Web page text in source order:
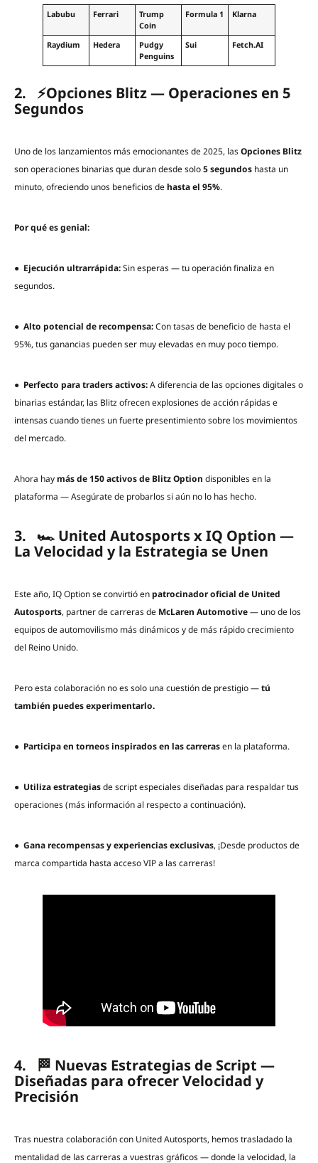
Labubu Ferrari
Trump
Coin
Formula 1 Klarna
Raydium Hedera
Pudgy
Penguins
Sui Fetch.AI
2. ⚡Opciones Blitz — Operaciones en 5
Segundos
Uno de los lanzamientos más emocionantes de 2025, lasOpciones Blitz
son operaciones binarias que duran desde solo5 segundos hasta un
minuto, ofreciendo unos beneficios dehasta el 95%.
Por qué es genial:
● Ejecución ultrarrápida:Sin esperas — tu operación finaliza en
segundos.
● Alto potencial de recompensa:Con tasas de beneficio de hasta el
95%, tus ganancias pueden ser muy elevadas en muy poco tiempo.
● Perfecto para traders activos:A diferencia de las opciones digitales o
binarias estándar, las Blitz ofrecen explosiones de acción rápidas e
intensas cuando tienes un fuerte presentimiento sobre los movimientos
del mercado.
Ahora haymás de 150 activos de Blitz Option disponibles en la
plataforma — Asegúrate de probarlos si aún no lo has hecho.
3. 🏎️ United Autosports x IQ Option —
La Velocidad y la Estrategia se Unen
Este año, IQ Option se convirtió enpatrocinador oficial de United
Autosports, partner de carreras de McLaren Automotive— uno de los
equipos de automovilismo más dinámicos y de más rápido crecimiento
del Reino Unido.
Pero esta colaboración no es solo una cuestión de prestigio —tú
también puedes experimentarlo.
● Participa en torneos inspirados en las carrerasen la plataforma.
● Utiliza estrategiasde script especiales diseñadas para respaldar tus
operaciones (más información al respecto a continuación).
● Gana recompensas y experiencias exclusivas, ¡Desde productos de
marca compartida hasta acceso VIP a las carreras!
4. 🏁 Nuevas Estrategias de Script —
Diseñadas para ofrecer Velocidad y
Precisión
Tras nuestra colaboración con United Autosports, hemos trasladado la
mentalidad de las carreras a vuestras gráficos — donde la velocidad, la